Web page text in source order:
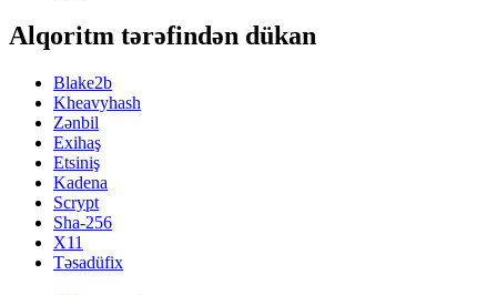
Alqoritm tərəfindən dükan
Blake2b
Kheavyhash
Zənbil
Exihaş
Etsiniş
Kadena
Scrypt
Sha-256
X11
Təsadüfix